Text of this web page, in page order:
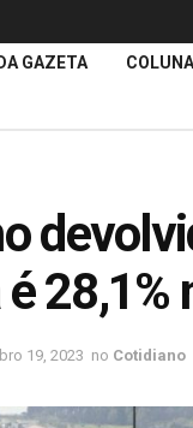
GAZETA
28,1%
19, 2023 no Cotidiano